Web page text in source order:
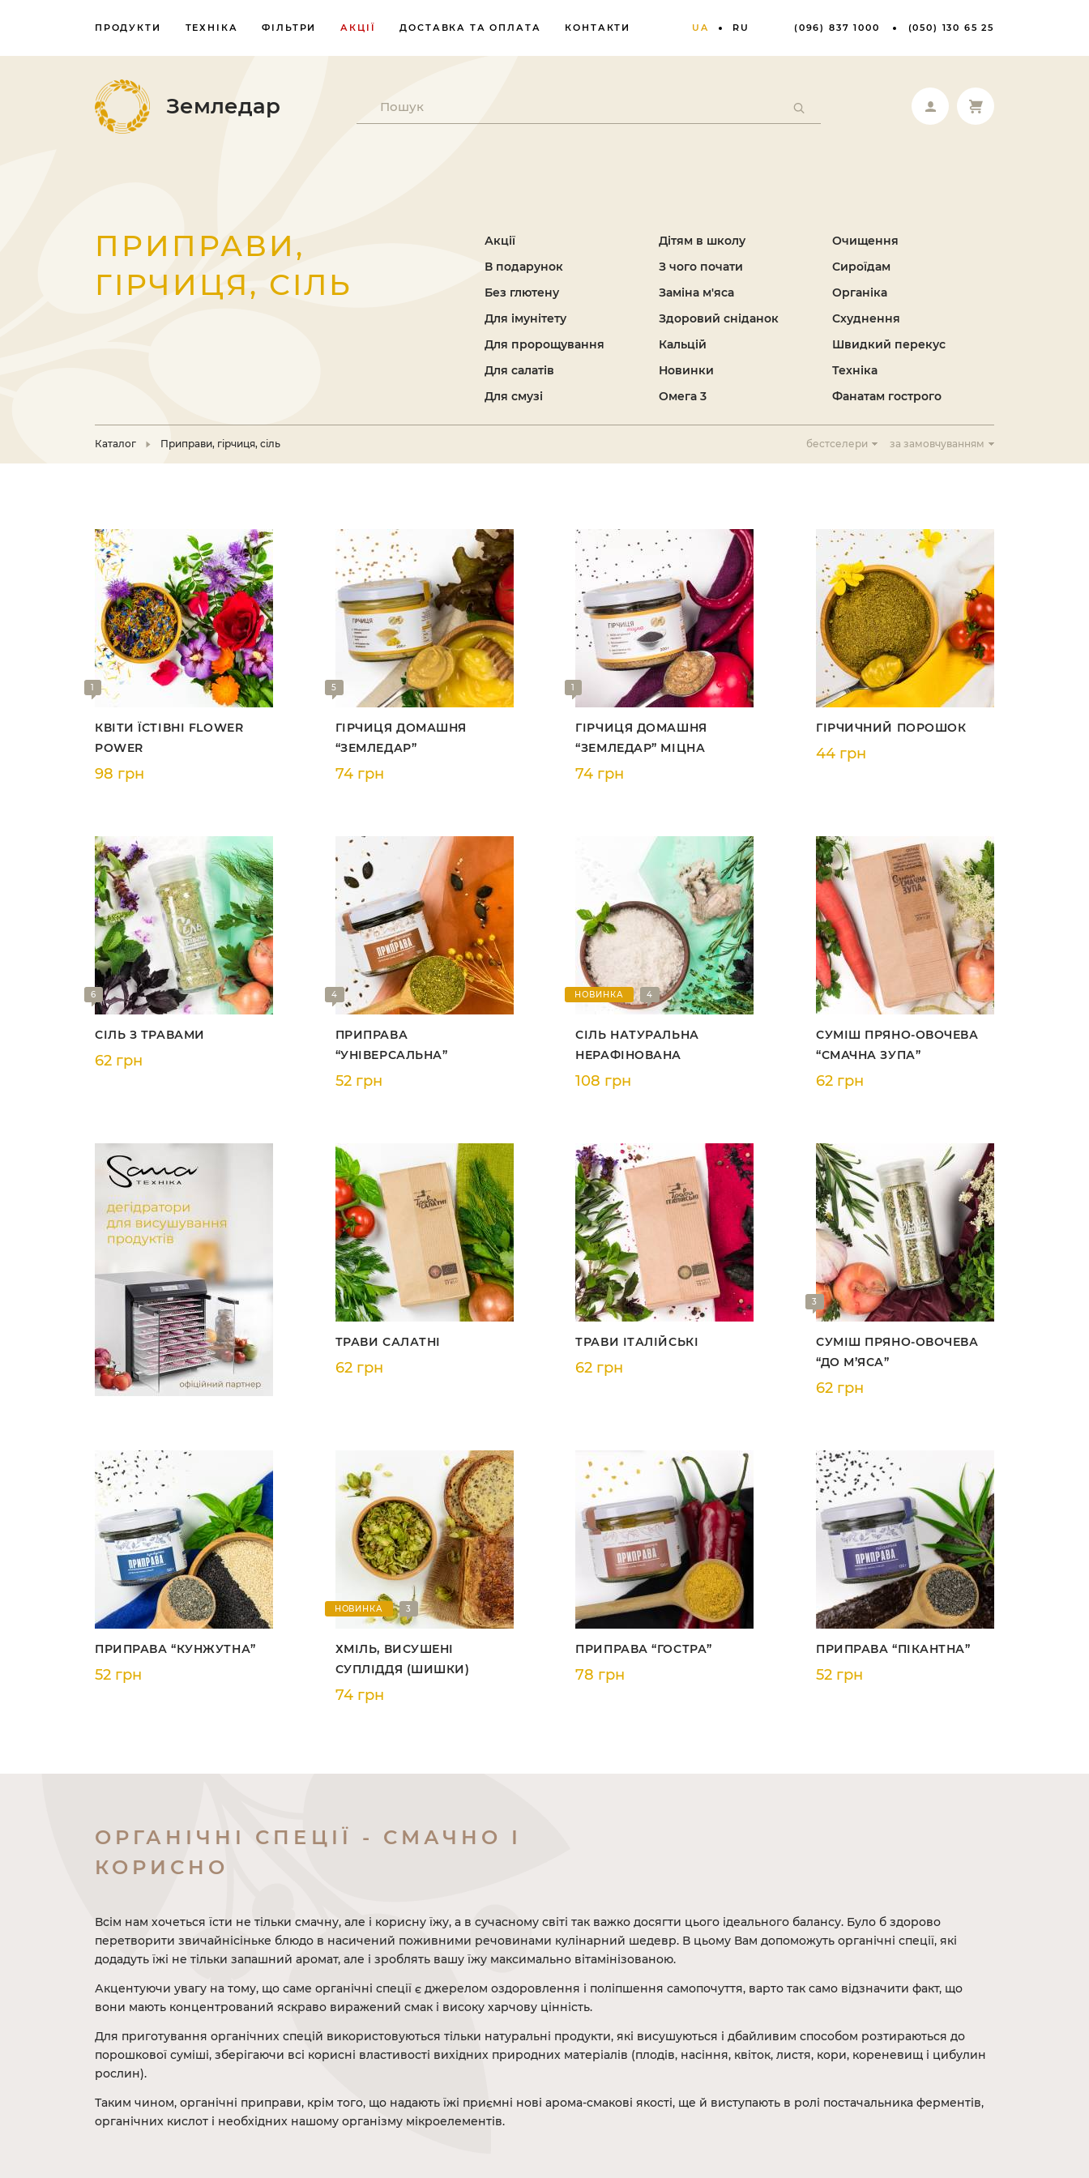
ПРОДУКТИ ТЕХНІКА ФІЛЬТРИ АКЦІЇ ДОСТАВКА ТА ОПЛАТА КОНТАКТИ UA RU (096) 837 1000 (050) 130 65 25
Земледар
ПРИПРАВИ,
ГІРЧИЦЯ, СІЛЬ
Акції
В подарунок
Без глютену
Для імунітету
Для пророщування
Для салатів
Для смузі
Дітям в школу
З чого почати
Заміна м'яса
Здоровий сніданок
Кальцій
Новинки
Омега 3
Очищення
Сироїдам
Органіка
Схуднення
Швидкий перекус
Техніка
Фанатам гострого
Каталог Приправи, гірчиця, сіль бестселери за замовчуванням
1
КВІТИ ЇСТІВНІ FLOWER
POWER
98 грн
5
ГІРЧИЦЯ ДОМАШНЯ
“ЗЕМЛЕДАР”
74 грн
1
ГІРЧИЦЯ ДОМАШНЯ
“ЗЕМЛЕДАР” МІЦНА
74 грн
ГІРЧИЧНИЙ ПОРОШОК
44 грн
6
СІЛЬ З ТРАВАМИ
62 грн
4
ПРИПРАВА
“УНІВЕРСАЛЬНА”
52 грн
НОВИНКА 4
СІЛЬ НАТУРАЛЬНА
НЕРАФІНОВАНА
108 грн
СУМІШ ПРЯНО-ОВОЧЕВА
“СМАЧНА ЗУПА”
62 грн
ТРАВИ САЛАТНІ
62 грн
ТРАВИ ІТАЛІЙСЬКІ
62 грн
3
СУМІШ ПРЯНО-ОВОЧЕВА
“ДО М’ЯСА”
62 грн
ПРИПРАВА “КУНЖУТНА”
52 грн
НОВИНКА 3
ХМІЛЬ, ВИСУШЕНІ
СУПЛІДДЯ (ШИШКИ)
74 грн
ПРИПРАВА “ГОСТРА”
78 грн
ПРИПРАВА “ПІКАНТНА”
52 грн
ОРГАНІЧНІ СПЕЦІЇ - СМАЧНО І
КОРИСНО
Всім нам хочеться їсти не тільки смачну, але і корисну їжу, а в сучасному світі так важко досягти цього ідеального балансу. Було б здорово
перетворити звичайнісіньке блюдо в насичений поживними речовинами кулінарний шедевр. В цьому Вам допоможуть органічні спеції, які
додадуть їжі не тільки запашний аромат, але і зроблять вашу їжу максимально вітамінізованою.
Акцентуючи увагу на тому, що саме органічні спеції є джерелом оздоровлення і поліпшення самопочуття, варто так само відзначити факт, що
вони мають концентрований яскраво виражений смак і високу харчову цінність.
Для приготування органічних спецій використовуються тільки натуральні продукти, які висушуються і дбайливим способом розтираються до
порошкової суміші, зберігаючи всі корисні властивості вихідних природних матеріалів (плодів, насіння, квіток, листя, кори, кореневищ і цибулин
рослин).
Таким чином, органічні приправи, крім того, що надають їжі приємні нові арома-смакові якості, ще й виступають в ролі постачальника ферментів,
органічних кислот і необхідних нашому організму мікроелементів.